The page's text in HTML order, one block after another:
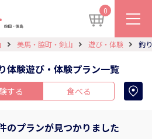
0
美馬・脇町・剣山 遊び・体験 釣
体験遊び・体験プラン一覧
する 食べる
のプランが見つかりました